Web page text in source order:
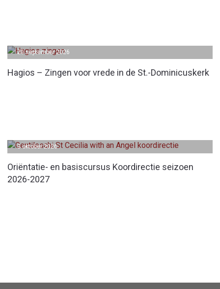
Hagios – Zingen voor vrede in de St.-Dominicuskerk
20 september 2026
Oriëntatie- en basiscursus Koordirectie seizoen
2026-2027
3 oktober 2026